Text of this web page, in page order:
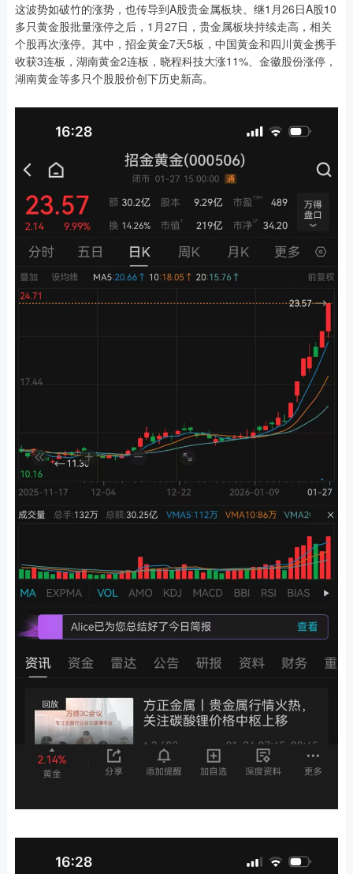
这波势如破竹的涨势，也传导到A股贵金属板块。继1月26日A股10
多只黄金股批量涨停之后，1月27日，贵金属板块持续走高，相关
个股再次涨停。其中，招金黄金7天5板，中国黄金和四川黄金携手
收获3连板，湖南黄金2连板，晓程科技大涨11%、金徽股份涨停，
湖南黄金等多只个股股价创下历史新高。